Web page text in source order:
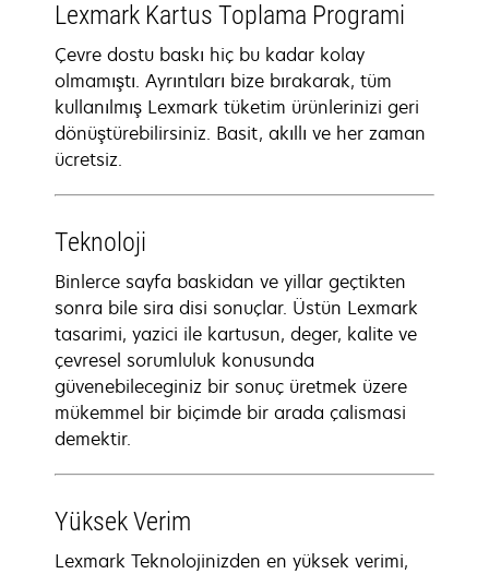
Lexmark Kartus Toplama Programi
Çevre dostu baskı hiç bu kadar kolay
olmamıştı. Ayrıntıları bize bırakarak, tüm
kullanılmış Lexmark tüketim ürünlerinizi geri
dönüştürebilirsiniz. Basit, akıllı ve her zaman
ücretsiz.
Teknoloji
Binlerce sayfa baskidan ve yillar geçtikten
sonra bile sira disi sonuçlar. Üstün Lexmark
tasarimi, yazici ile kartusun, deger, kalite ve
çevresel sorumluluk konusunda
güvenebileceginiz bir sonuç üretmek üzere
mükemmel bir biçimde bir arada çalismasi
demektir.
Yüksek Verim
Lexmark Teknolojinizden en yüksek verimi,